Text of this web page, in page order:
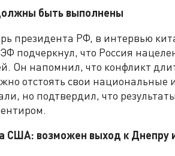
быть выполнены
президента РФ, в интервью
подчеркнул, что Россия
Он напомнил, что конфликт
отстоять свои национальные
но подтвердил, что
США: возможен выход к Днепру